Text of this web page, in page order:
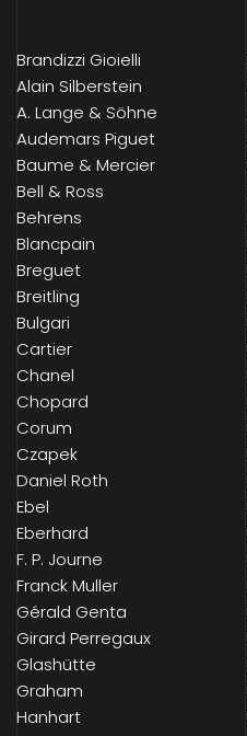
Brandizzi Gioielli
Alain Silberstein
A. Lange & Söhne
Audemars Piguet
Baume & Mercier
Bell & Ross
Behrens
Blancpain
Breguet
Breitling
Bulgari
Cartier
Chanel
Chopard
Corum
Czapek
Daniel Roth
Ebel
Eberhard
F. P. Journe
Franck Muller
Gérald Genta
Girard Perregaux
Glashütte
Graham
Hanhart